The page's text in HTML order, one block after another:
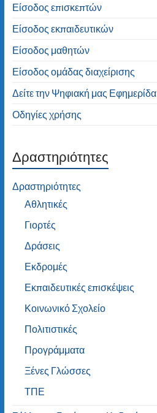
Είσοδος επισκεπτών
Είσοδος εκπαιδευτικών
Είσοδος μαθητών
Είσοδος ομάδας διαχείρισης
Δείτε την Ψηφιακή μας Εφημερίδα
Οδηγίες χρήσης
Δραστηριότητες
Δραστηριότητες
Αθλητικές
Γιορτές
Δράσεις
Εκδρομές
Εκπαιδευτικές επισκέψεις
Κοινωνικό Σχολείο
Πολιτιστικές
Προγράμματα
Ξένες Γλώσσες
ΤΠΕ